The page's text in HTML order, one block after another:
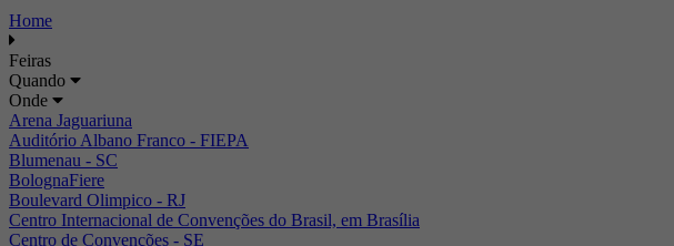
Home
Feiras
Quando
Onde
Arena Jaguariuna
Auditório Albano Franco - FIEPA
Blumenau - SC
BolognaFiere
Boulevard Olimpico - RJ
Centro Internacional de Convenções do Brasil, em Brasília
Centro de Convenções - SE